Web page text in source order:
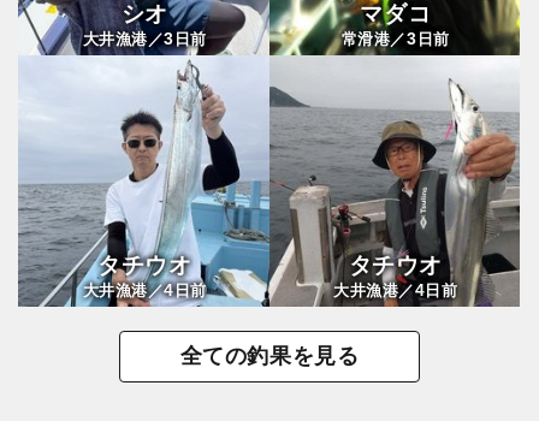
シオ
大井漁港／3 日前
マダコ
常滑港／3 日前
タチウオ
大井漁港／4日前
タチウオ
大井漁港／4日前
全ての釣果を見る